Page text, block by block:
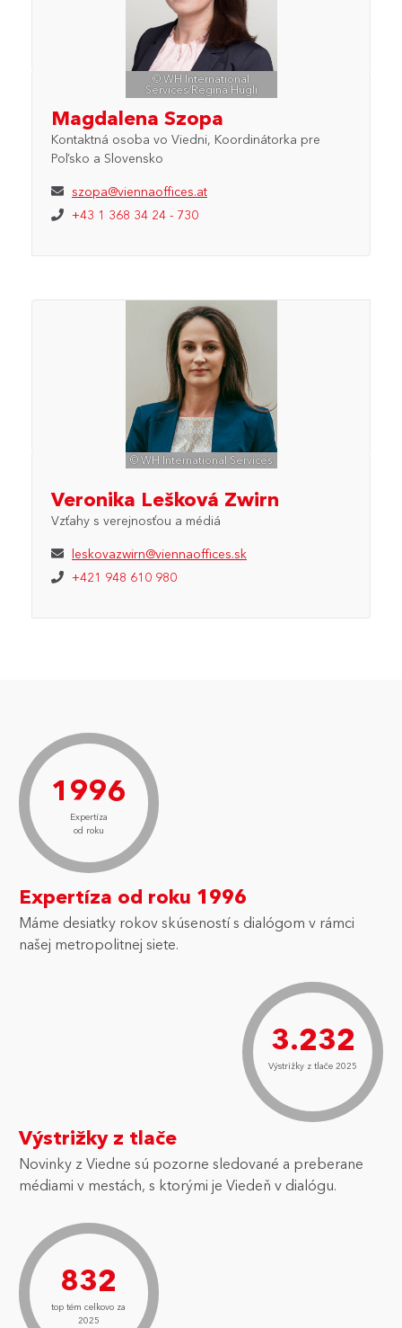
© WH International
Services/Regina Hügli
Magdalena Szopa
Kontaktná osoba vo Viedni, Koordinátorka pre
Poľsko a Slovensko
szopa@viennaoffices.at
+43 1 368 34 24 - 730
© WH International Services
Veronika Lešková Zwirn
Vzťahy s verejnosťou a médiá
leskovazwirn@viennaoffices.sk
+421 948 610 980
1996
Expertíza
od roku
Expertíza od roku 1996
Máme desiatky rokov skúseností s dialógom v rámci
našej metropolitnej siete.
3.232
Výstrižky z tlače 2025
Výstrižky z tlače
Novinky z Viedne sú pozorne sledované a preberane
médiami v mestách, s ktorými je Viedeň v dialógu.
832
top tém celkovo za
2025